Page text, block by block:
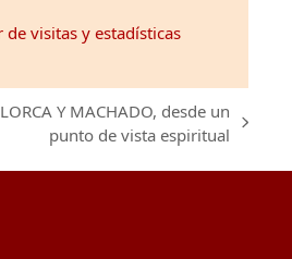
LORCA Y MACHADO, desde un
punto de vista espiritual